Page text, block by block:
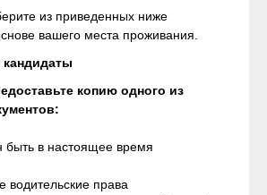
из приведенных ниже
вашего места проживания.
копию одного из
быть в настоящее время
водительские права